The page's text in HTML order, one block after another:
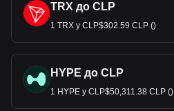
TRX до CLP
1 TRX у CLP$302.59 CLP ()
HYPE до CLP
1 HYPE у CLP$50,311.38 CLP ()